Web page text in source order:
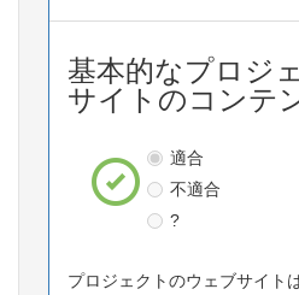
基本的なプロジ
サイトのコンテ
適合
不適合
?
プロジェクトのウェブサイト